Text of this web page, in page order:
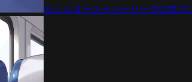
モンスタースーパーリーグの水ヴ